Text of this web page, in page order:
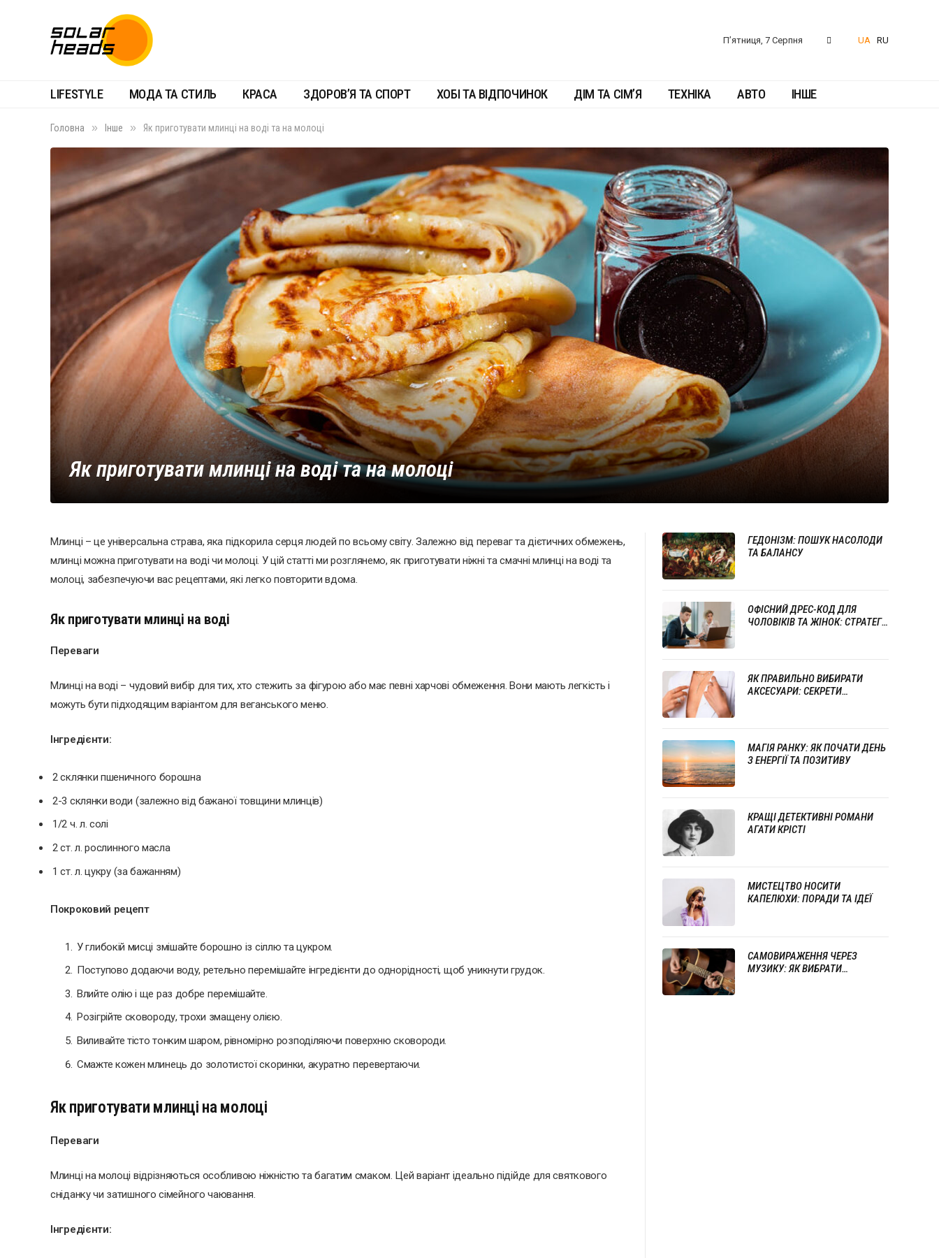
П’ятниця, 7 Серпня UA RU
LIFESTYLE МОДА ТА СТИЛЬ КРАСА ЗДОРОВ’Я ТА СПОРТ ХОБІ ТА ВІДПОЧИНОК ДІМ ТА СІМ’Я ТЕХНІКА АВТО ІНШЕ
Головна » Інше » Як приготувати млинці на воді та на молоці
Як приготувати млинці на воді та на молоці
Млинці – це універсальна страва, яка підкорила серця людей по всьому світу. Залежно від переваг та дієтичних обмежень,
млинці можна приготувати на воді чи молоці. У цій статті ми розглянемо, як приготувати ніжні та смачні млинці на воді та
молоці, забезпечуючи вас рецептами, які легко повторити вдома.
Як приготувати млинці на воді
Переваги
Млинці на воді – чудовий вибір для тих, хто стежить за фігурою або має певні харчові обмеження. Вони мають легкість і
можуть бути підходящим варіантом для веганського меню.
Інгредієнти:
2 склянки пшеничного борошна
2-3 склянки води (залежно від бажаної товщини млинців)
1/2 ч. л. солі
2 ст. л. рослинного масла
1 ст. л. цукру (за бажанням)
Покроковий рецепт
У глибокій мисці змішайте борошно із сіллю та цукром.
Поступово додаючи воду, ретельно перемішайте інгредієнти до однорідності, щоб уникнути грудок.
Влийте олію і ще раз добре перемішайте.
Розігрійте сковороду, трохи змащену олією.
Виливайте тісто тонким шаром, рівномірно розподіляючи поверхню сковороди.
Смажте кожен млинець до золотистої скоринки, акуратно перевертаючи.
Як приготувати млинці на молоці
Переваги
Млинці на молоці відрізняються особливою ніжністю та багатим смаком. Цей варіант ідеально підійде для святкового
сніданку чи затишного сімейного чаювання.
Інгредієнти:
ГЕДОНІЗМ: ПОШУК НАСОЛОДИ
ТА БАЛАНСУ
ОФІСНИЙ ДРЕС-КОД ДЛЯ
ЧОЛОВІКІВ ТА ЖІНОК: СТРАТЕГІЇ
ЯК ПРАВИЛЬНО ВИБИРАТИ
АКСЕСУАРИ: СЕКРЕТИ
МАГІЯ РАНКУ: ЯК ПОЧАТИ ДЕНЬ
З ЕНЕРГІЇ ТА ПОЗИТИВУ
КРАЩІ ДЕТЕКТИВНІ РОМАНИ
АГАТИ КРІСТІ
МИСТЕЦТВО НОСИТИ
КАПЕЛЮХИ: ПОРАДИ ТА ІДЕЇ
САМОВИРАЖЕННЯ ЧЕРЕЗ
МУЗИКУ: ЯК ВИБРАТИ